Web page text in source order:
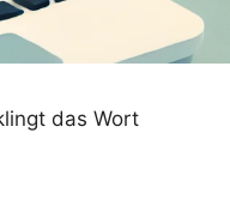
das Wort